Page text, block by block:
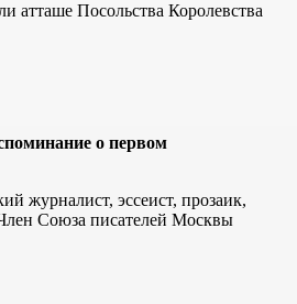
атташе Посольства Королевства
о первом
журналист, эссеист, прозаик,
Союза писателей Москвы